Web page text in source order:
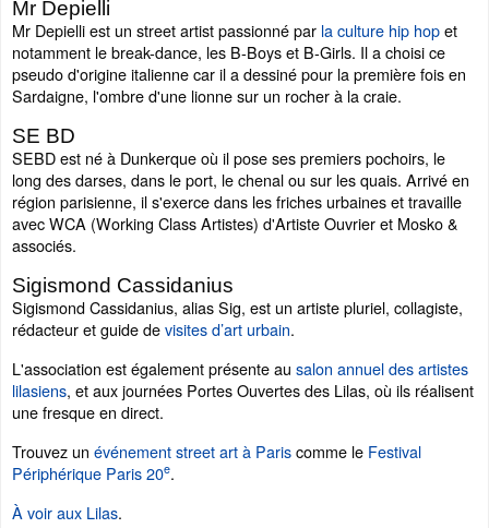
Mr Depielli
Mr Depielli est un street artist passionné par la culture hip hopet
notamment le break-dance, les B-Boys et B-Girls. Il a choisi ce
pseudo d'origine italienne car il a dessiné pour la première fois en
Sardaigne, l'ombre d'une lionne sur un rocher à la craie.
SE BD
SEBD est né à Dunkerque où il pose ses premiers pochoirs, le
long des darses, dans le port, le chenal ou sur les quais. Arrivé en
région parisienne, il s'exerce dans les friches urbaines et travaille
avec WCA (Working Class Artistes) d'Artiste Ouvrier et Mosko &
associés.
Sigismond Cassidanius
Sigismond Cassidanius, alias Sig, est un artiste pluriel, collagiste,
rédacteur et guide devisites d’art urbain.
L'association est également présente au salon annuel des artistes
lilasiens, et aux journées Portes Ouvertes des Lilas, où ils réalisent
une fresque en direct.
Trouvez un événement street art à Pariscomme le Festival
Périphérique Paris 20e.
À voir aux Lilas.